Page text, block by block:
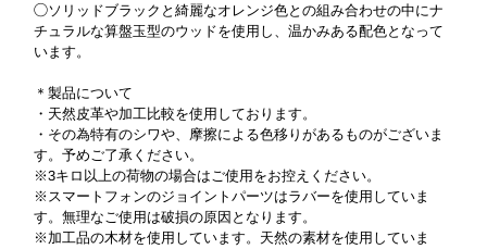
◯ソリッドブラックと綺麗なオレンジ色との組み合わせの中にナ
チュラルな算盤玉型のウッドを使用し、温かみある配色となって
います。
＊製品について
・天然皮革や加工比較を使用しております。
・その為特有のシワや、摩擦による色移りがあるものがございま
す。予めご了承ください。
※3キロ以上の荷物の場合はご使用をお控えください。
※スマートフォンのジョイントパーツはラバーを使用していま
す。無理なご使用は破損の原因となります。
※加工品の木材を使用しています。天然の素材を使用していま